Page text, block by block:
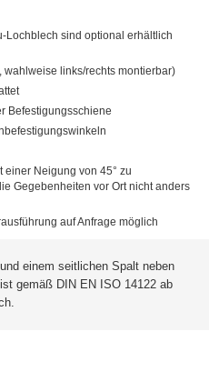
Lochblech sind optional erhältlich
links/rechts montierbar)
Befestigungsschiene
einer Neigung von 45° zu
Gegebenheiten vor Ort nicht anders
auf Anfrage möglich
einem seitlichen Spalt neben
gemäß DIN EN ISO 14122 ab